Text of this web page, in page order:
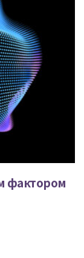
фактором